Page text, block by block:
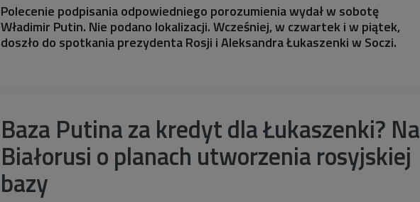
Polecenie podpisania odpowiedniego porozumienia wydał w sobotę
Władimir Putin. Nie podano lokalizacji. Wcześniej, w czwartek i w piątek,
doszło do spotkania prezydenta Rosji i Aleksandra Łukaszenki w Soczi.
Baza Putina za kredyt dla Łukaszenki? Na
Białorusi o planach utworzenia rosyjskiej
bazy